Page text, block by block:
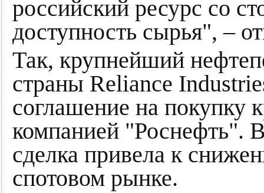
российский ресурс со
доступность сырья", –
Так, крупнейший
страны Reliance
соглашение на покупку
компанией "Роснефть".
сделка привела к
спотовом рынке.